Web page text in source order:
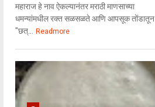
महाराज हे नाव ऐकल्यानंतर मराठी माणसाच्या
धमन्यांमधील रक्त सळसळते आणि आपसूक तोंडातून
"छत्... Readmore